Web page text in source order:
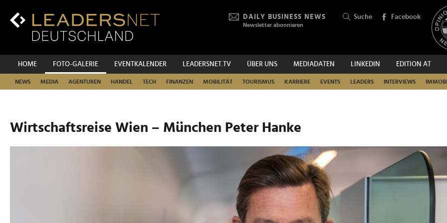
Inhalt
Hauptnavigation
DAILY BUSINESS NEWS
Newsletter abonnieren
Suche Facebook
HOME FOTO-GALERIE EVENTKALENDER LEADERSNET.TV ÜBER UNS MEDIADATEN LINKEDIN EDITION AT
NEWS MEDIA AGENTUREN HANDEL TECH FINANZEN MOBILITÄT TOURISMUS KARRIERE EVENTS LEADERS INTERVIEWS
SUCHEN
Wirtschaftsreise Wien – München Peter Hanke